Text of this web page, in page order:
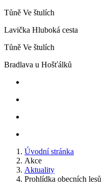
Tůně Ve štulích
Lavička Hluboká cesta
Tůně Ve štulích
Bradlava u Hošťálků
Úvodní stránka
Akce
Aktuality
Prohlídka obecních lesů